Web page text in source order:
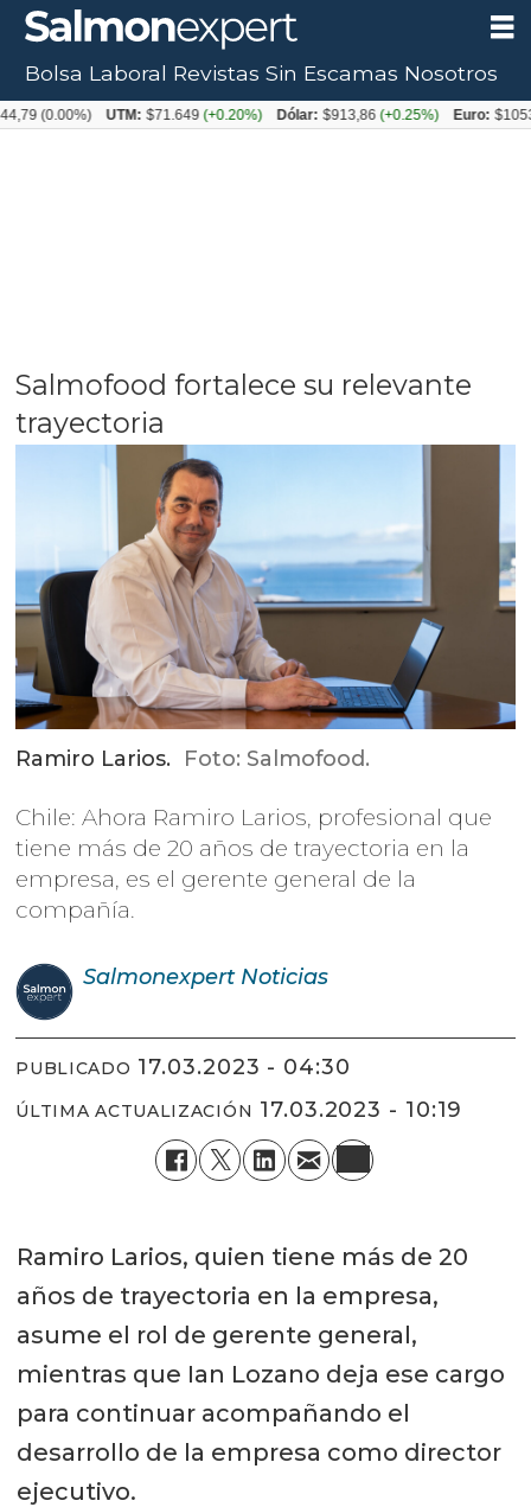
Salmofood fortalece su relevante
trayectoria
Ramiro Larios. Foto: Salmofood.
Chile: Ahora Ramiro Larios, profesional que
tiene más de 20 años de trayectoria en la
empresa, es el gerente general de la
compañía.
Salmonexpert Noticias
PUBLICADO 17.03.2023 - 04:30
ÚLTIMA ACTUALIZACIÓN 17.03.2023 - 10:19
Ramiro Larios, quien tiene más de 20
años de trayectoria en la empresa,
asume el rol de gerente general,
mientras que Ian Lozano deja ese cargo
para continuar acompañando el
desarrollo de la empresa como director
ejecutivo.
Bolsa Laboral Revistas Sin Escamas Nosotros
UTM: $71.649(+0.20%) Dólar: $913,86(+0.25%) Euro: $1053,08(-